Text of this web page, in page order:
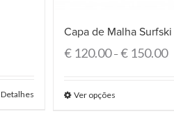
Detalhes
Capa de Malha Surfski
€ 120.00–€ 150.00
Ver opções